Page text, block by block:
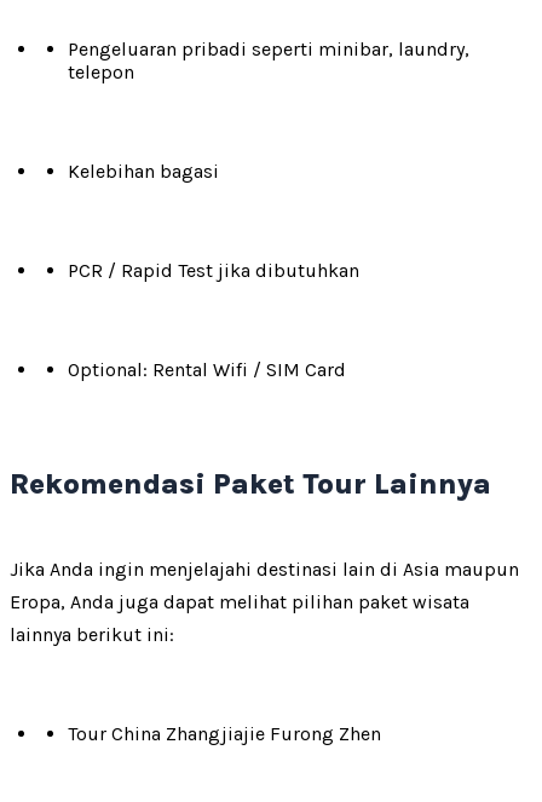
Pengeluaran pribadi seperti minibar, laundry,
telepon
Kelebihan bagasi
PCR / Rapid Test jika dibutuhkan
Optional: Rental Wifi / SIM Card
Rekomendasi Paket Tour Lainnya
Jika Anda ingin menjelajahi destinasi lain di Asia maupun
Eropa, Anda juga dapat melihat pilihan paket wisata
lainnya berikut ini:
Tour China Zhangjiajie Furong Zhen